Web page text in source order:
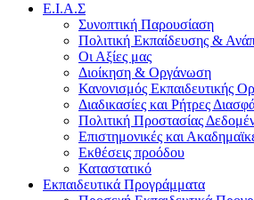
E.I.A.Σ
Συνοπτική Παρουσίαση
Πολιτική Εκπαίδευσης &
Οι Αξίες μας
Διοίκηση & Οργάνωση
Κανονισμός Εκπαιδευτικής
Διαδικασίες και Ρήτρες
Πολιτική Προστασίας
Επιστημονικές και
Εκθέσεις προόδου
Καταστατικό
Eκπαιδευτικά Προγράμματα